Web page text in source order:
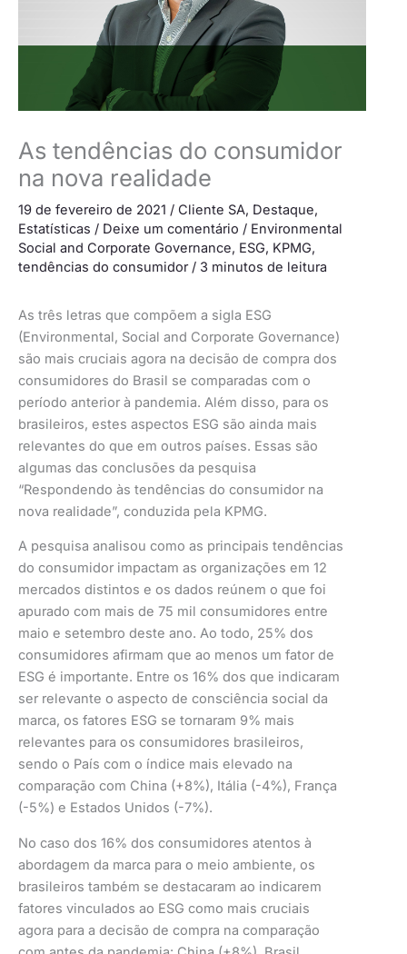
As tendências do consumidor
na nova realidade
19 de fevereiro de 2021 / Cliente SA, Destaque,
Estatísticas / Deixe um comentário / Environmental
Social and Corporate Governance, ESG, KPMG,
tendências do consumidor/ 3 minutos de leitura
As três letras que compõem a sigla ESG
(Environmental, Social and Corporate Governance)
são mais cruciais agora na decisão de compra dos
consumidores do Brasil se comparadas com o
período anterior à pandemia. Além disso, para os
brasileiros, estes aspectos ESG são ainda mais
relevantes do que em outros países. Essas são
algumas das conclusões da pesquisa
“Respondendo às tendências do consumidor na
nova realidade”, conduzida pela KPMG.
A pesquisa analisou como as principais tendências
do consumidor impactam as organizações em 12
mercados distintos e os dados reúnem o que foi
apurado com mais de 75 mil consumidores entre
maio e setembro deste ano. Ao todo, 25% dos
consumidores afirmam que ao menos um fator de
ESG é importante. Entre os 16% dos que indicaram
ser relevante o aspecto de consciência social da
marca, os fatores ESG se tornaram 9% mais
relevantes para os consumidores brasileiros,
sendo o País com o índice mais elevado na
comparação com China (+8%), Itália (-4%), França
(-5%) e Estados Unidos (-7%).
No caso dos 16% dos consumidores atentos à
abordagem da marca para o meio ambiente, os
brasileiros também se destacaram ao indicarem
fatores vinculados ao ESG como mais cruciais
agora para a decisão de compra na comparação